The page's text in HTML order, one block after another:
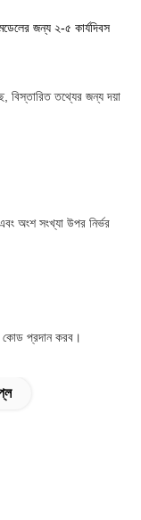
জন্য ২-৫ কার্যদিবস
বিস্তারিত তথ্যের জন্য দয়া
অংশ সংখ্যা উপর নির্ভর
কোড প্রদান করব।